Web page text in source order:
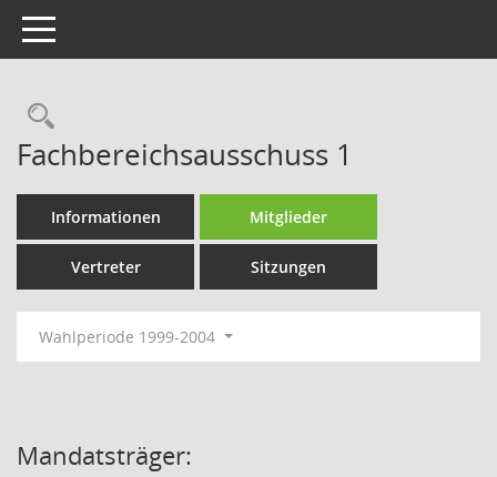
Toggle navigation
Rechercheauswahl
Fachbereichsausschuss 1
Informationen Mitglieder
Vertreter Sitzungen
Wahlperiode 1999-2004
Mandatsträger: